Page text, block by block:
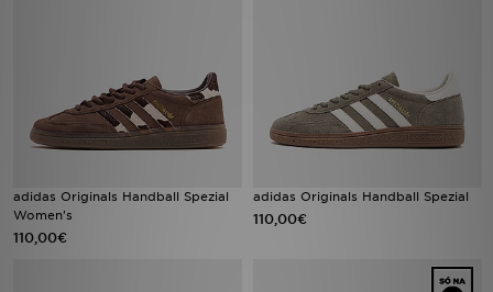
adidas Originals Handball Spezial
Women's
110,00€
adidas Originals Handball Spezial
110,00€